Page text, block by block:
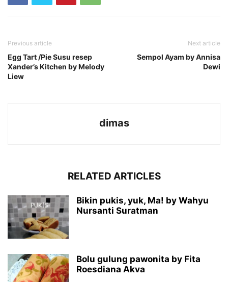
Previous article
Egg Tart /Pie Susu resep
Xander’s Kitchen by Melody
Liew
Next article
Sempol Ayam by Annisa
Dewi
dimas
RELATED ARTICLES
Bikin pukis, yuk, Ma! by Wahyu
Nursanti Suratman
Bolu gulung pawonita by Fita
Roesdiana Akva